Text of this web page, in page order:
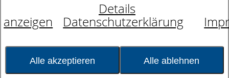
Details
anzeigen
Datenschutzerklärung
Alle akzeptieren Alle ablehnen